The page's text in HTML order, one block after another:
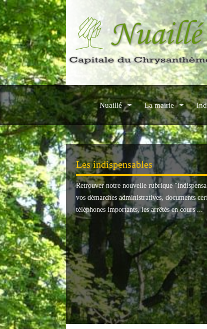
Nuaillé La mairie
Les indispensables
Retrouver notre nouvelle rubrique "
vos démarches administratives, documents
téléphones importants, les arrêtés en cours ...